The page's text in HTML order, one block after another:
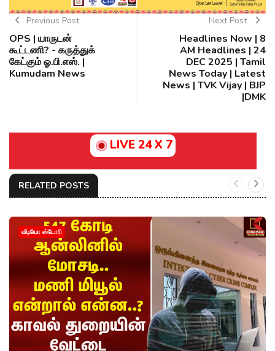
Previous Post
OPS | யாருடன்
கூட்டணி? - கருத்துக்
கேட்கும் ஓ.பி.எஸ். |
Kumudam News
Next Post
Headlines Now | 8
AM Headlines | 24
DEC 2025 | Tamil
News Today | Latest
News | TVK Vijay | BJP
|DMK
LIVE 24 X 7
RELATED POSTS
வீடியோ ஸ்டோரி